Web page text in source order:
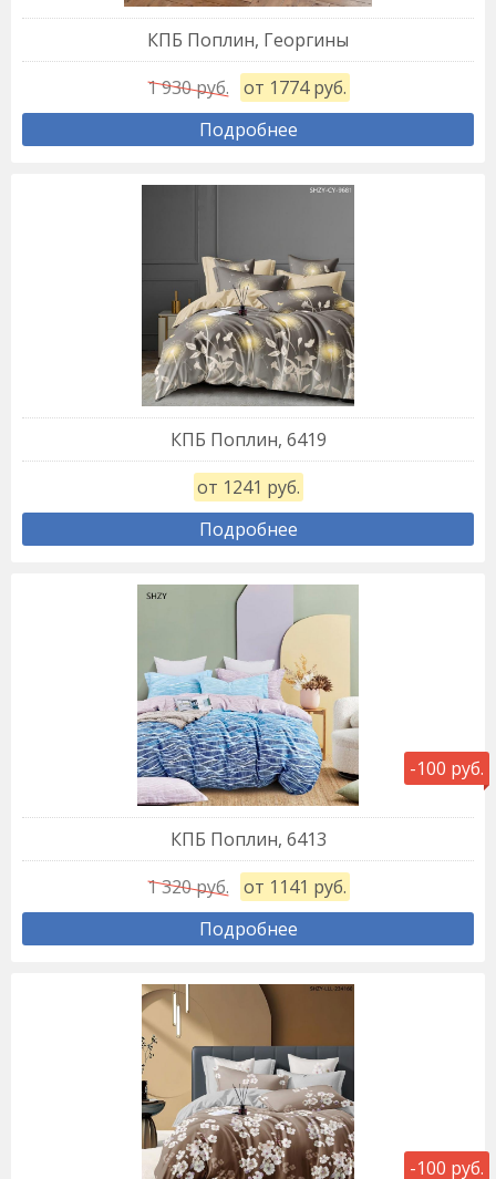
КПБ Поплин, Георгины
1 930 руб.
от 1774 руб.
Подробнее
КПБ Поплин, 6419
от 1241 руб.
Подробнее
-100 руб.
КПБ Поплин, 6413
1 320 руб.
от 1141 руб.
Подробнее
-100 руб.